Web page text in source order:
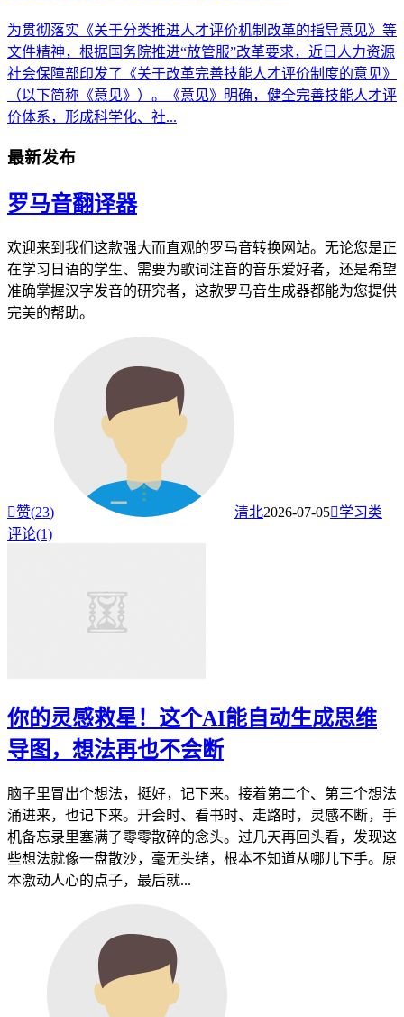
为贯彻落实《关于分类推进人才评价机制改革的指导意见》等
文件精神，根据国务院推进“放管服”改革要求，近日人力资源
社会保障部印发了《关于改革完善技能人才评价制度的意见》
（以下简称《意见》）。《意见》明确，健全完善技能人才评
价体系，形成科学化、社...
最新发布
罗马音翻译器
欢迎来到我们这款强大而直观的罗马音转换网站。无论您是正
在学习日语的学生、需要为歌词注音的音乐爱好者，还是希望
准确掌握汉字发音的研究者，这款罗马音生成器都能为您提供
完美的帮助。
赞(23) 清北2026-07-05学习类
评论(1)
你的灵感救星！这个AI能自动生成思维
导图，想法再也不会断
脑子里冒出个想法，挺好，记下来。接着第二个、第三个想法
涌进来，也记下来。开会时、看书时、走路时，灵感不断，手
机备忘录里塞满了零零散碎的念头。过几天再回头看，发现这
些想法就像一盘散沙，毫无头绪，根本不知道从哪儿下手。原
本激动人心的点子，最后就...